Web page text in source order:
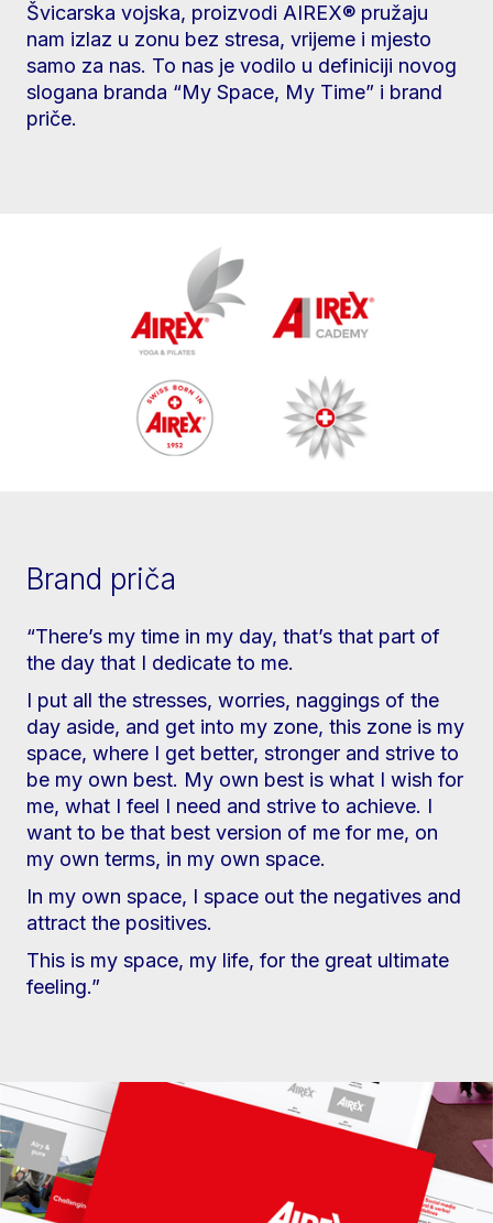
Švicarska vojska, proizvodi AIREX® pružaju
nam izlaz u zonu bez stresa, vrijeme i mjesto
samo za nas. To nas je vodilo u definiciji novog
slogana branda “My Space, My Time” i brand
priče.
Brand priča
“There’s my time in my day, that’s that part of
the day that I dedicate to me.
I put all the stresses, worries, naggings of the
day aside, and get into my zone, this zone is my
space, where I get better, stronger and strive to
be my own best. My own best is what I wish for
me, what I feel I need and strive to achieve. I
want to be that best version of me for me, on
my own terms, in my own space.
In my own space, I space out the negatives and
attract the positives.
This is my space, my life, for the great ultimate
feeling.”